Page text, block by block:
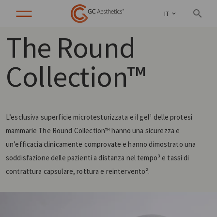
IT
The Round
Collection™
L’esclusiva superficie microtesturizzata e il gel¹ delle protesi
mammarie The Round Collection™ hanno una sicurezza e
un’efficacia clinicamente comprovate e hanno dimostrato una
soddisfazione delle pazienti a distanza nel tempo³ e tassi di
contrattura capsulare, rottura e reintervento².